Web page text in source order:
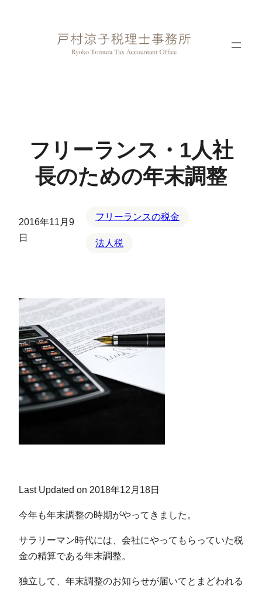
フリーランス・1人社
長のための年末調整
2016年11月9
日
フリーランスの税金
法人税
Last Updated on 2018年12月18日
今年も年末調整の時期がやってきました。
サラリーマン時代には、会社にやってもらっていた税
金の精算である年末調整。
独立して、年末調整のお知らせが届いてとまどわれる